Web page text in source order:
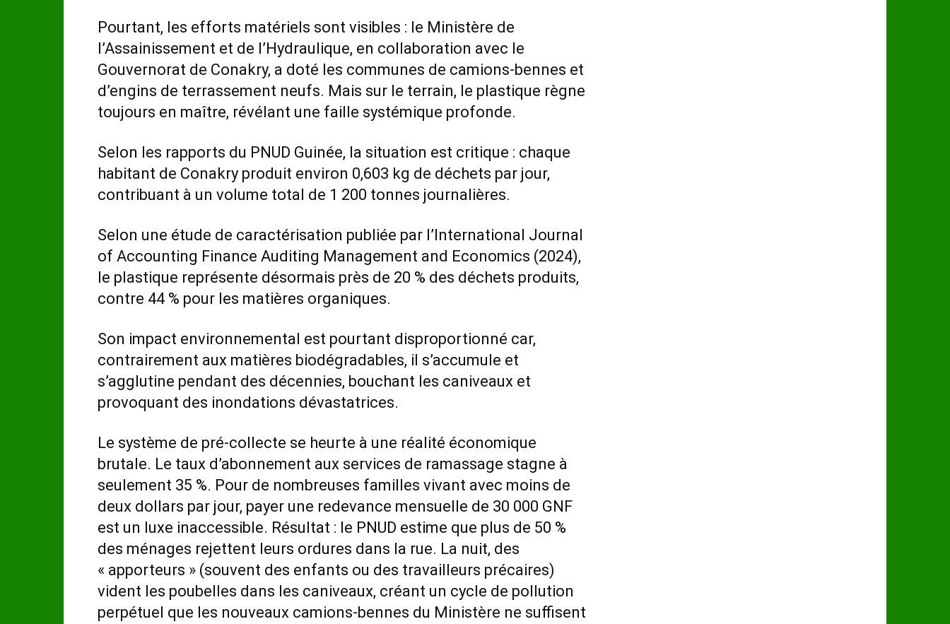
Pourtant, les efforts matériels sont visibles : le Ministère de
l’Assainissement et de l’Hydraulique, en collaboration avec le
Gouvernorat de Conakry, a doté les communes de camions-bennes et
d’engins de terrassement neufs. Mais sur le terrain, le plastique règne
toujours en maître, révélant une faille systémique profonde.
Selon les rapports du PNUD Guinée, la situation est critique : chaque
habitant de Conakry produit environ 0,603 kg de déchets par jour,
contribuant à un volume total de 1 200 tonnes journalières.
Selon une étude de caractérisation publiée par l’International Journal
of Accounting Finance Auditing Management and Economics (2024),
le plastique représente désormais près de 20 % des déchets produits,
contre 44 % pour les matières organiques.
Son impact environnemental est pourtant disproportionné car,
contrairement aux matières biodégradables, il s’accumule et
s’agglutine pendant des décennies, bouchant les caniveaux et
provoquant des inondations dévastatrices.
Le système de pré-collecte se heurte à une réalité économique
brutale. Le taux d’abonnement aux services de ramassage stagne à
seulement 35 %. Pour de nombreuses familles vivant avec moins de
deux dollars par jour, payer une redevance mensuelle de 30 000 GNF
est un luxe inaccessible. Résultat : le PNUD estime que plus de 50 %
des ménages rejettent leurs ordures dans la rue. La nuit, des
« apporteurs » (souvent des enfants ou des travailleurs précaires)
vident les poubelles dans les caniveaux, créant un cycle de pollution
perpétuel que les nouveaux camions-bennes du Ministère ne suffisent